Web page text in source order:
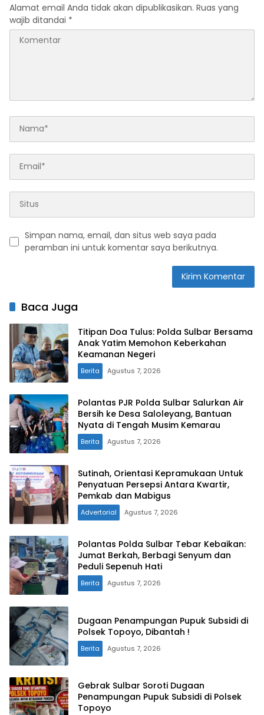
Alamat email Anda tidak akan dipublikasikan. Ruas yang
wajib ditandai *
Simpan nama, email, dan situs web saya pada
peramban ini untuk komentar saya berikutnya.
Baca Juga
Titipan Doa Tulus: Polda Sulbar Bersama
Anak Yatim Memohon Keberkahan
Keamanan Negeri
Berita Agustus 7, 2026
Polantas PJR Polda Sulbar Salurkan Air
Bersih ke Desa Saloleyang, Bantuan
Nyata di Tengah Musim Kemarau
Berita Agustus 7, 2026
Sutinah, Orientasi Kepramukaan Untuk
Penyatuan Persepsi Antara Kwartir,
Pemkab dan Mabigus
Advertorial Agustus 7, 2026
Polantas Polda Sulbar Tebar Kebaikan:
Jumat Berkah, Berbagi Senyum dan
Peduli Sepenuh Hati
Berita Agustus 7, 2026
Dugaan Penampungan Pupuk Subsidi di
Polsek Topoyo, Dibantah !
Berita Agustus 7, 2026
Gebrak Sulbar Soroti Dugaan
Penampungan Pupuk Subsidi di Polsek
Topoyo